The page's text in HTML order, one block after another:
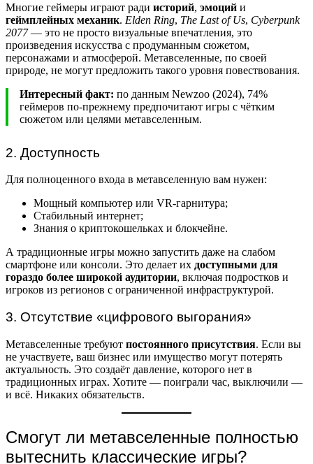
Многие геймеры играют ради историй, эмоций и
геймплейных механик. Elden Ring, The Last of Us, Cyberpunk
2077— это не просто визуальные впечатления, это
произведения искусства с продуманным сюжетом,
персонажами и атмосферой. Метавселенные, по своей
природе, не могут предложить такого уровня повествования.
Интересный факт: по данным Newzoo (2024), 74%
геймеров по-прежнему предпочитают игры с чётким
сюжетом или целями метавселенным.
2. Доступность
Для полноценного входа в метавселенную вам нужен:
Мощный компьютер или VR-гарнитура;
Стабильный интернет;
Знания о криптокошельках и блокчейне.
А традиционные игры можно запустить даже на слабом
смартфоне или консоли. Это делает их доступными для
гораздо более широкой аудитории, включая подростков и
игроков из регионов с ограниченной инфраструктурой.
3. Отсутствие «цифрового выгорания»
Метавселенные требуют постоянного присутствия. Если вы
не участвуете, ваш бизнес или имущество могут потерять
актуальность. Это создаёт давление, которого нет в
традиционных играх. Хотите — поиграли час, выключили —
и всё. Никаких обязательств.
Смогут ли метавселенные полностью
вытеснить классические игры?